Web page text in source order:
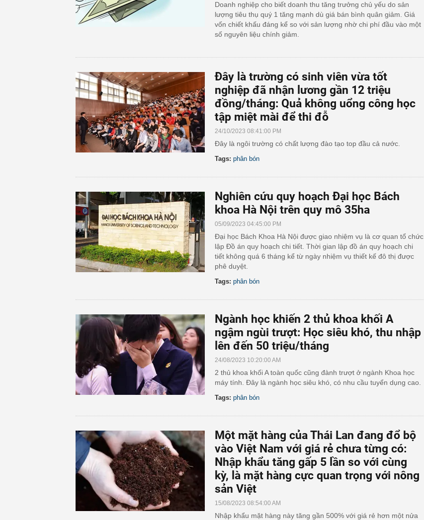
Doanh nghiệp cho biết doanh thu tăng trưởng chủ yếu do sản
lượng tiêu thụ quý 1 tăng mạnh dù giá bán bình quân giảm. Giá
vốn chiết khấu đáng kể so với sản lượng nhờ chi phí đầu vào một
số nguyên liệu chính giảm.
Đây là trường có sinh viên vừa tốt
nghiệp đã nhận lương gần 12 triệu
đồng/tháng: Quả không uổng công học
tập miệt mài để thi đỗ
24/10/2023 08:41:00 PM
Đây là ngôi trường có chất lượng đào tạo top đầu cả nước.
Tags: phân bón
Nghiên cứu quy hoạch Đại học Bách
khoa Hà Nội trên quy mô 35ha
05/09/2023 04:45:00 PM
Đại học Bách Khoa Hà Nội được giao nhiệm vụ là cơ quan tổ chức
lập Đồ án quy hoạch chi tiết. Thời gian lập đồ án quy hoạch chi
tiết không quá 6 tháng kể từ ngày nhiệm vụ thiết kế đô thị được
phê duyệt.
Tags: phân bón
Ngành học khiến 2 thủ khoa khối A
ngậm ngùi trượt: Học siêu khó, thu nhập
lên đến 50 triệu/tháng
24/08/2023 10:20:00 AM
2 thủ khoa khối A toàn quốc cũng đành trượt ở ngành Khoa học
máy tính. Đây là ngành học siêu khó, có nhu cầu tuyển dụng cao.
Tags: phân bón
Một mặt hàng của Thái Lan đang đổ bộ
vào Việt Nam với giá rẻ chưa từng có:
Nhập khẩu tăng gấp 5 lần so với cùng
kỳ, là mặt hàng cực quan trọng với nông
sản Việt
15/08/2023 08:54:00 AM
Nhập khẩu mặt hàng này tăng gần 500% với giá rẻ hơn một nửa